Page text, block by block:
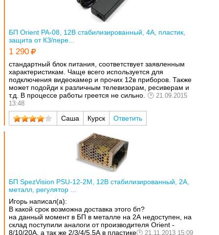
БП Orient PA-08, 12В стабилизированный, 4А, пластик,
защита от КЗ/пере...
1 290
стандартный блок питания, соответствует заявленным
характеристикам. Чаще всего используется для
подключения видеокамер и прочих 12в приборов. Также
может подойди к различным телевизорам, ресиверам и
т.д. В процессе работы греется не сильно.
21.09.2015
13:48
Саша Курск Ответить
БП SpezVision PSU-12-2M, 12В стабилизированный, 2А,
металл, регулятор ...
Игорь написал(а):
В какой срок возможна доставка этого бп?
на данный момент в БП в металле на 2А недоступен, на
склад поступили аналоги от производителя Orient -
8/10/20А, а так же 2/3/4/5.5А в пластике
21.11.2013 15:09